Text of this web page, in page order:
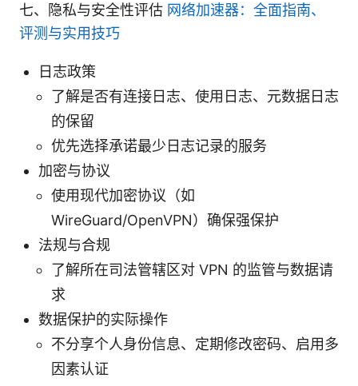
七、隐私与安全性评估 网络加速器：全面指南、
评测与实用技巧
日志政策
了解是否有连接日志、使用日志、元数据日志
的保留
优先选择承诺最少日志记录的服务
加密与协议
使用现代加密协议（如
WireGuard/OpenVPN）确保强保护
法规与合规
了解所在司法管辖区对 VPN 的监管与数据请
求
数据保护的实际操作
不分享个人身份信息、定期修改密码、启用多
因素认证